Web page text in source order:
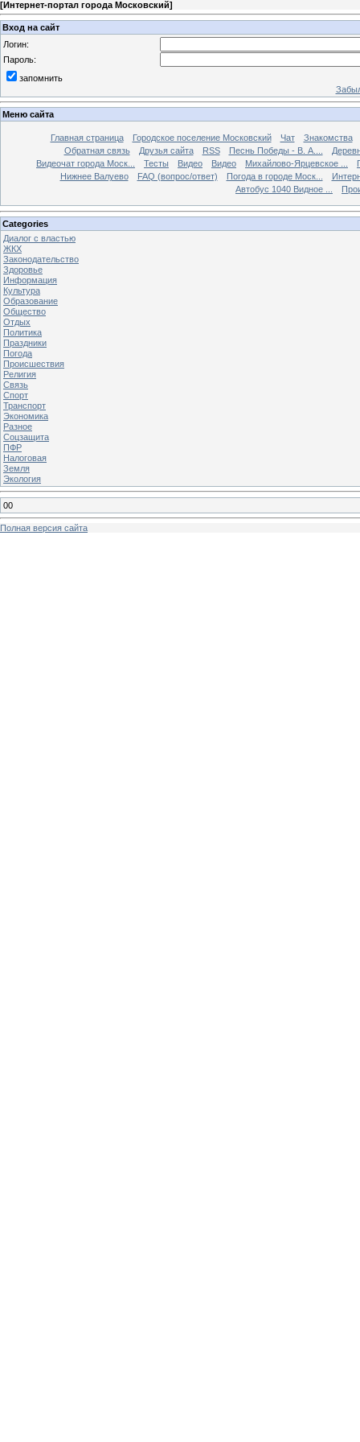
[Интернет-портал города Московский]
Вход на сайт
Логин:
Пароль:
запомнить
Меню сайта
Главная страница Городское поселение Московский Чат
Знакомства
Обратная связь
Друзья сайта RSS Песнь Победы - В. А....
Видеочат города Моск...
Тесты Видео Видео Михайлово-Ярцевское ...
Нижнее Валуево
FAQ (вопрос/ответ) Погода в городе Моск...
Автобус 1040 Видное ...
Categories
Диалог с властью
ЖКХ
Законодательство
Здоровье
Информация
Культура
Образование
Общество
Отдых
Политика
Праздники
Погода
Происшествия
Религия
Связь
Спорт
Транспорт
Экономика
Разное
Соцзащита
ПФР
Налоговая
Земля
Экология
00
Полная версия сайта